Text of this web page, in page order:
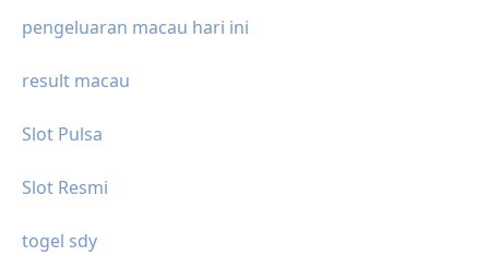
pengeluaran macau hari ini
result macau
Slot Pulsa
Slot Resmi
togel sdy